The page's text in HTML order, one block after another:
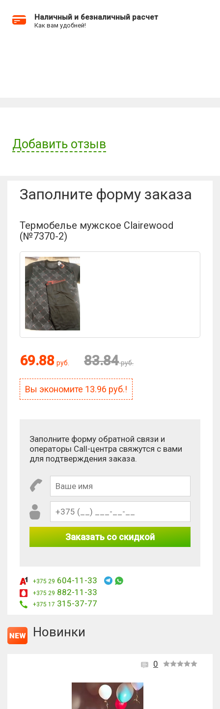
Наличный и безналичный расчет
Как вам удобней!
Добавить отзыв
Антиспам:
Сколько будет 5 × 2?
Заполните форму заказа
Термобелье мужское Clairewood
(№7370-2)
69.88 руб. 83.84 руб.
Вы экономите 13.96 руб.!
Заполните форму обратной связи и
операторы Call-центра свяжутся с вами
для подтверждения заказа.
Заказать со скидкой
+375 29 604-11-33
+375 29 882-11-33
+375 17 315-37-77
Новинки
0